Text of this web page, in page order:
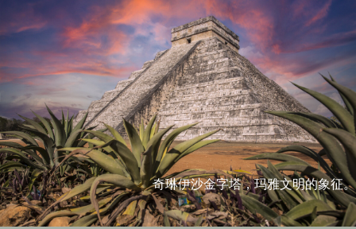
奇琳伊沙金字塔，玛雅文明的象征。